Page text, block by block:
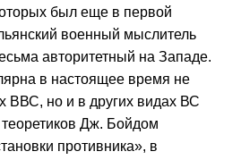
был еще в первой
военный мыслитель
авторитетный на Западе.
в настоящее время не
ВВС, но и в других видах ВС
Дж. Бойдом
противника», в